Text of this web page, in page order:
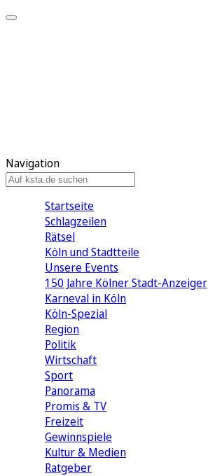
Navigation
Startseite
Schlagzeilen
Rätsel
Köln und Stadtteile
Unsere Events
150 Jahre Kölner Stadt-Anzeiger
Karneval in Köln
Köln-Spezial
Region
Politik
Wirtschaft
Sport
Panorama
Promis & TV
Freizeit
Gewinnspiele
Kultur & Medien
Ratgeber